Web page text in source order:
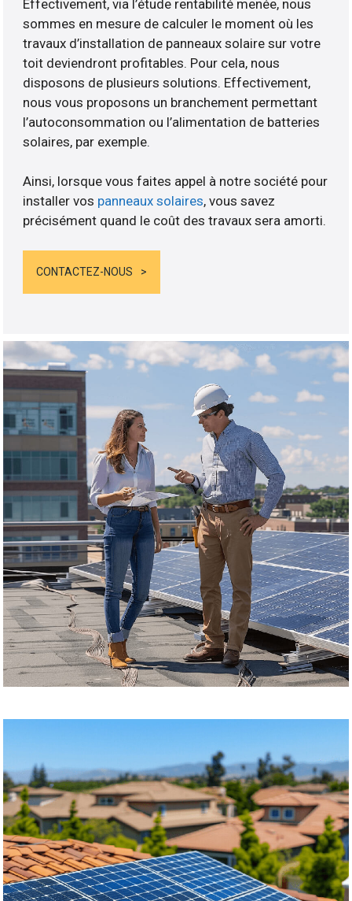
Effectivement, via l’étude rentabilité menée, nous
sommes en mesure de calculer le moment où les
travaux d’installation de panneaux solaire sur votre
toit deviendront profitables. Pour cela, nous
disposons de plusieurs solutions. Effectivement,
nous vous proposons un branchement permettant
l’autoconsommation ou l’alimentation de batteries
solaires, par exemple.
Ainsi, lorsque vous faites appel à notre société pour
installer vos panneaux solaires, vous savez
précisément quand le coût des travaux sera amorti.
CONTACTEZ-NOUS